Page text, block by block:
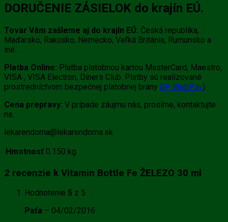
DORUČENIE ZÁSIELOK do krajín EÚ.
Tovar Vám zašleme aj do krajín EÚ: Česká republika,
Maďarsko, Rakúsko, Nemecko, Veľká Británia, Rumunsko a
iné…
Platba Online: Platba platobnou kartou MasterCard, Maestro,
VISA , VISA Electron, Diners Club. Platby sú realizované
prostredníctvom bezpečnej platobnej brány GP WebPay)
Cena prepravy: V prípade záujmu nás, prosíme, kontaktujte
na:
lekarendoma@lekarendoma.sk
Hmotnosť 0.150 kg
2 recenzie k Vitamin Bottle Fe ŽELEZO 30 ml
Hodnotenie 5 z 5
Paťa – 04/02/2016